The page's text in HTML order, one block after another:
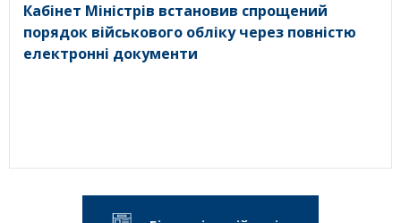
Кабінет Міністрів встановив спрощений
порядок військового обліку через повністю
електронні документи